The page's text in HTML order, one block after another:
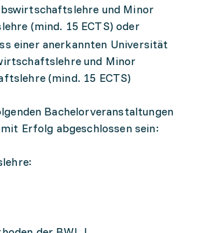
und Minor
(mind. 15 ECTS) oder
einer anerkannten Universität
und Minor
(mind. 15 ECTS)
Bachelorveranstaltungen
Erfolg abgeschlossen sein: